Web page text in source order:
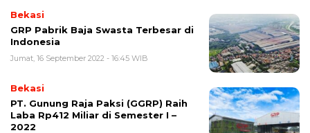
Bekasi
GRP Pabrik Baja Swasta Terbesar di
Indonesia
Jumat, 16 September 2022 - 16:45 WIB
Bekasi
PT. Gunung Raja Paksi (GGRP) Raih
Laba Rp412 Miliar di Semester I –
2022